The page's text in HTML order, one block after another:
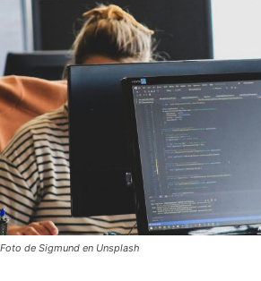
Foto de Sigmund en Unsplash